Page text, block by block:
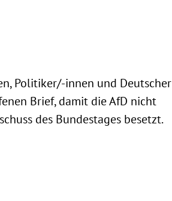
Politiker/-innen und Deutscher
Brief, damit die AfD nicht
des Bundestages besetzt.